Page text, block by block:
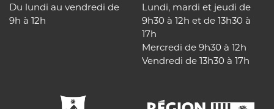
Du lundi au vendredi de
9h à 12h
Lundi, mardi et jeudi de
9h30 à 12h et de 13h30 à
17h
Mercredi de 9h30 à 12h
Vendredi de 13h30 à 17h